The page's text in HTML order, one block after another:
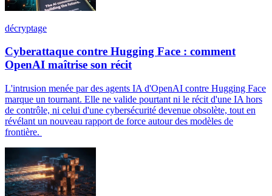
décryptage
Cyberattaque contre Hugging Face : comment
OpenAI maîtrise son récit
L'intrusion menée par des agents IA d'OpenAI contre Hugging Face
marque un tournant. Elle ne valide pourtant ni le récit d'une IA hors
de contrôle, ni celui d'une cybersécurité devenue obsolète, tout en
révélant un nouveau rapport de force autour des modèles de
frontière.